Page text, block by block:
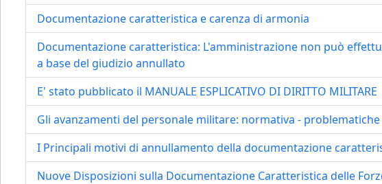
Documentazione caratteristica e carenza di armonia
Documentazione caratteristica: L'amministrazione non può
a base del giudizio annullato
E' stato pubblicato il MANUALE ESPLICATIVO DI DIRITTO MILITARE
Gli avanzamenti del personale militare: normativa -
I Principali motivi di annullamento della documentazione
Nuove Disposizioni sulla Documentazione Caratteristica delle